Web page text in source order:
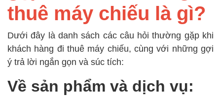
thuê máy chiếu là gì?
Dưới đây là danh sách các câu hỏi thường gặp khi
khách hàng đi thuê máy chiếu, cùng với những gợi
ý trả lời ngắn gọn và súc tích:
Về sản phẩm và dịch vụ: